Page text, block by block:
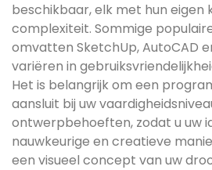
beschikbaar, elk met hun eigen
complexiteit. Sommige
omvatten SketchUp, AutoCAD
variëren in
Het is belangrijk om een
aansluit bij uw
ontwerpbehoeften, zodat u uw
nauwkeurige en creatieve
een visueel concept van uw